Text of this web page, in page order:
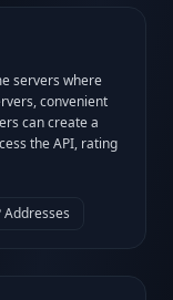
servers where
convenient
can create a
the API, rating
Addresses